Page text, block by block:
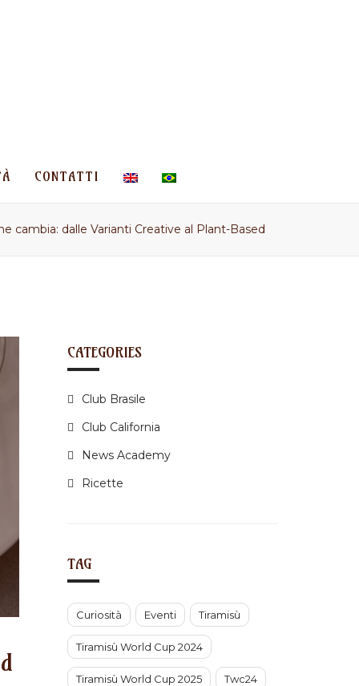
CONTATTI
cambia: dalle Varianti Creative al Plant-Based
CATEGORIES
Club Brasile
Club California
News Academy
Ricette
TAG
Curiosità Eventi Tiramisù
Tiramisù World Cup 2024
Tiramisù World Cup 2025 Twc24